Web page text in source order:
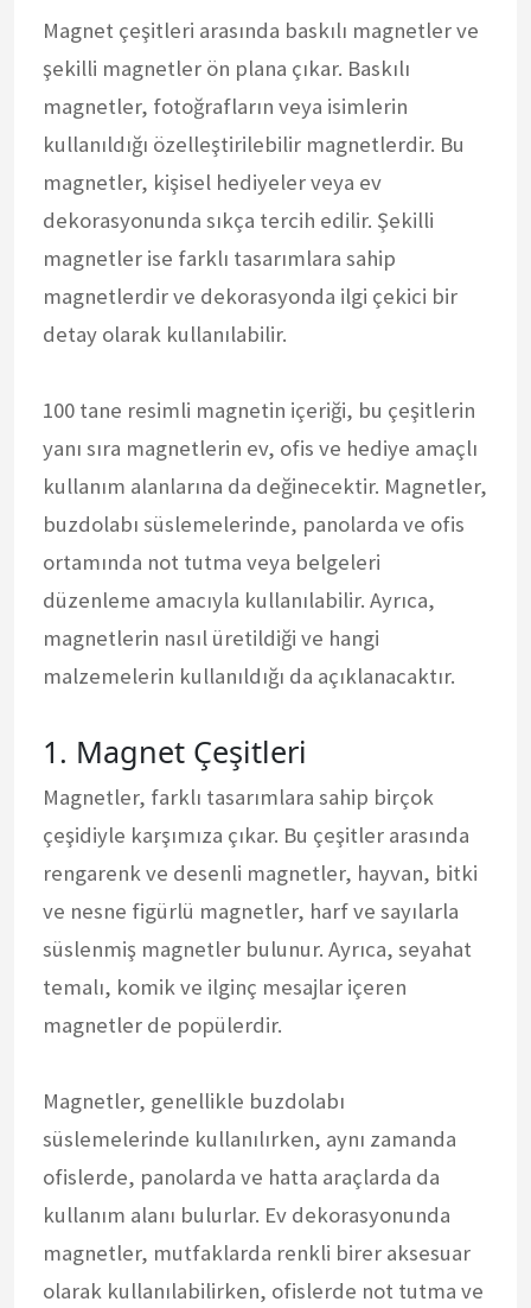
Magnet çeşitleri arasında baskılı magnetler ve
şekilli magnetler ön plana çıkar. Baskılı
magnetler, fotoğrafların veya isimlerin
kullanıldığı özelleştirilebilir magnetlerdir. Bu
magnetler, kişisel hediyeler veya ev
dekorasyonunda sıkça tercih edilir. Şekilli
magnetler ise farklı tasarımlara sahip
magnetlerdir ve dekorasyonda ilgi çekici bir
detay olarak kullanılabilir.
100 tane resimli magnetin içeriği, bu çeşitlerin
yanı sıra magnetlerin ev, ofis ve hediye amaçlı
kullanım alanlarına da değinecektir. Magnetler,
buzdolabı süslemelerinde, panolarda ve ofis
ortamında not tutma veya belgeleri
düzenleme amacıyla kullanılabilir. Ayrıca,
magnetlerin nasıl üretildiği ve hangi
malzemelerin kullanıldığı da açıklanacaktır.
1. Magnet Çeşitleri
Magnetler, farklı tasarımlara sahip birçok
çeşidiyle karşımıza çıkar. Bu çeşitler arasında
rengarenk ve desenli magnetler, hayvan, bitki
ve nesne figürlü magnetler, harf ve sayılarla
süslenmiş magnetler bulunur. Ayrıca, seyahat
temalı, komik ve ilginç mesajlar içeren
magnetler de popülerdir.
Magnetler, genellikle buzdolabı
süslemelerinde kullanılırken, aynı zamanda
ofislerde, panolarda ve hatta araçlarda da
kullanım alanı bulurlar. Ev dekorasyonunda
magnetler, mutfaklarda renkli birer aksesuar
olarak kullanılabilirken, ofislerde not tutma ve